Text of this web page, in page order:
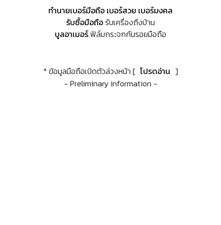
ทำนายเบอร์มือถือ เบอร์สวย เบอร์มงคล
รับซื้อมือถือรับเครื่องถึงบ้าน
บูลอาเมอร์ฟิล์มกระจกกันรอยมือถือ
* ข้อมูลมือถือเปิดตัวล่วงหน้า [ โปรดอ่าน ]
- Preliminary information -